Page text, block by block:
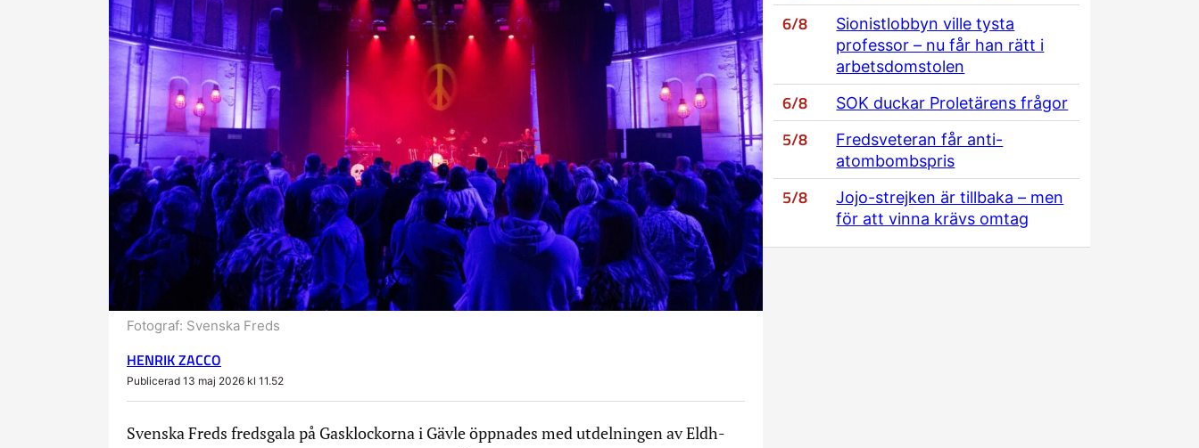
Fotograf: Svenska Freds
HENRIK ZACCO
Publicerad 13 maj 2026 kl 11.52
Svenska Freds fredsgala på Gasklockorna i Gävle öppnades med utdelningen av Eldh-
6/8
Sionistlobbyn ville tysta
professor – nu får han rätt i
arbetsdomstolen
6/8 SOK duckar Proletärens frågor
5/8
Fredsveteran får anti-
atombombspris
5/8
Jojo-strejken är tillbaka – men
för att vinna krävs omtag